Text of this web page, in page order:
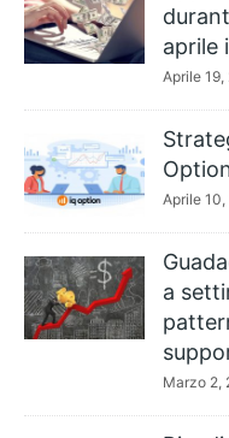
aprile
Aprile 19,
Aprile
a
Marzo 2,